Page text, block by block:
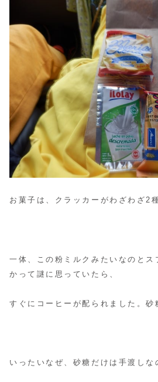
お菓子は、クラッカーがわざわざ2
一体、この粉ミルクみたいなのとス
かって謎に思っていたら、
すぐにコーヒーが配られました。砂
いったいなぜ、砂糖だけは手渡しな